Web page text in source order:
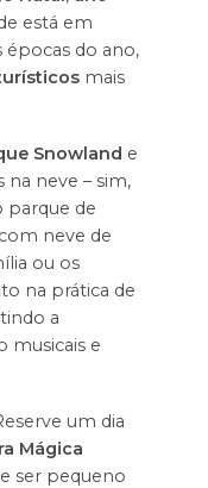
está em
do ano,
mais
Snowland e
neve – sim,
parque de
neve de
ou os
na prática de
a
musicais e
um dia
Mágica
ser pequeno